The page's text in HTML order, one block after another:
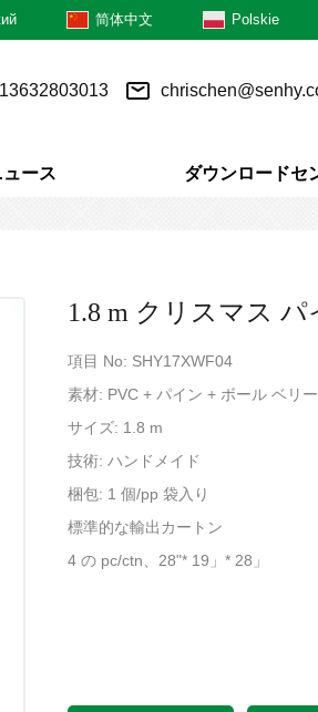
简体中文 Polskie
ュース ダウンロードセ
1.8 m クリスマス パ
項目 No: SHY17XWF04
素材: PVC + パイン + ボール ベリー
サイズ: 1.8 m
技術: ハンドメイド
梱包: 1 個/pp 袋入り
標準的な輸出カートン
4 の pc/ctn、28"* 19」* 28」